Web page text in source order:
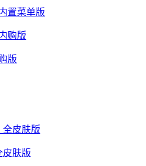
置菜单版
版
皮肤版